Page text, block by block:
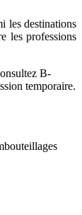
les destinations
les professions
B-
temporaire.